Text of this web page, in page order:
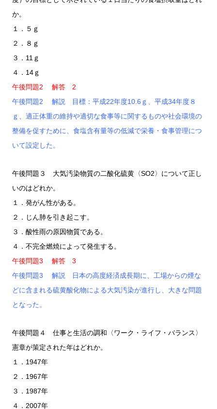
か。
１．５ｇ
２．８ｇ
３．11ｇ
４．14ｇ
午後問題2 解答 2
午後問題2 解説 目標：平成22年度10.6ｇ、平成34年度８
ｇ、適正体重の維持や適切な食事等に関するものや社会環境の
整備を促すために、食塩含有量等の低減で栄養・食事管理につ
いて設定した。
午後問題３ 大気汚染物質の二酸化硫黄〈SO2〉について正し
いのはどれか。
１．発がん性がある。
２．じん肺を引き起こす。
３．酸性雨の原因物質である。
４．不完全燃焼によって発生する。
午後問題3 解答 3
午後問題3 解説 日本の高度経済成長期に、工場からの煙な
どに含まれる硫黄酸化物による大気汚染が進行し、大きな問題
となった。
午後問題４ 仕事と生活の調和〈ワーク・ライフ・バランス〉
憲章が策定された年はどれか。
１．1947年
２．1967年
３．1987年
４．2007年